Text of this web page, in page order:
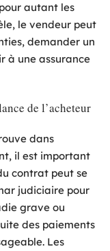
autant les
le vendeur peut
demander un
à une assurance
de l’acheteur
dans
il est important
contrat peut se
judiciaire pour
grave ou
des paiements
Les